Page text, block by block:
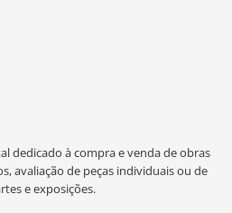
dedicado à compra e venda de obras
avaliação de peças individuais ou de
e exposições.